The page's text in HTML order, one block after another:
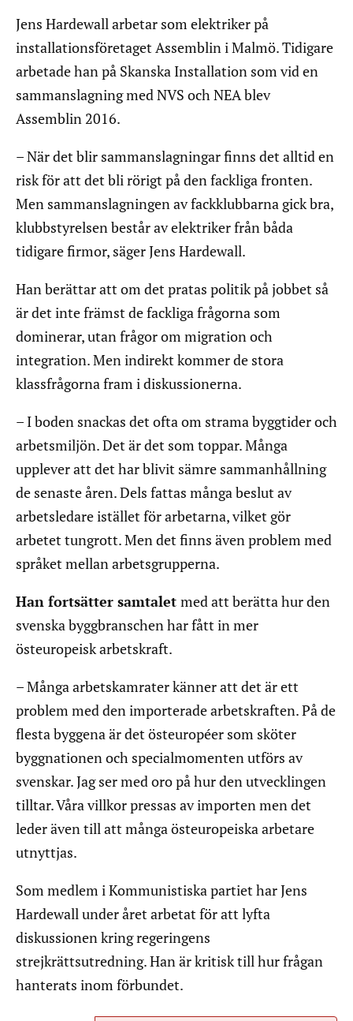
Jens Hardewall arbetar som elektriker på
installationsföretaget Assemblin i Malmö. Tidigare
arbetade han på Skanska Installation som vid en
sammanslagning med NVS och NEA blev
Assemblin 2016.
– När det blir sammanslagningar finns det alltid en
risk för att det bli rörigt på den fackliga fronten.
Men sammanslagningen av fackklubbarna gick bra,
klubbstyrelsen består av elektriker från båda
tidigare firmor, säger Jens Hardewall.
Han berättar att om det pratas politik på jobbet så
är det inte främst de fackliga frågorna som
dominerar, utan frågor om migration och
integration. Men indirekt kommer de stora
klassfrågorna fram i diskussionerna.
– I boden snackas det ofta om strama byggtider och
arbetsmiljön. Det är det som toppar. Många
upplever att det har blivit sämre sammanhållning
de senaste åren. Dels fattas många beslut av
arbetsledare istället för arbetarna, vilket gör
arbetet tungrott. Men det finns även problem med
språket mellan arbetsgrupperna.
Han fortsätter samtalet med att berätta hur den
svenska byggbranschen har fått in mer
östeuropeisk arbetskraft.
– Många arbetskamrater känner att det är ett
problem med den importerade arbetskraften. På de
flesta byggena är det östeuropéer som sköter
byggnationen och specialmomenten utförs av
svenskar. Jag ser med oro på hur den utvecklingen
tilltar. Våra villkor pressas av importen men det
leder även till att många östeuropeiska arbetare
utnyttjas.
Som medlem i Kommunistiska partiet har Jens
Hardewall under året arbetat för att lyfta
diskussionen kring regeringens
strejkrättsutredning. Han är kritisk till hur frågan
hanterats inom förbundet.